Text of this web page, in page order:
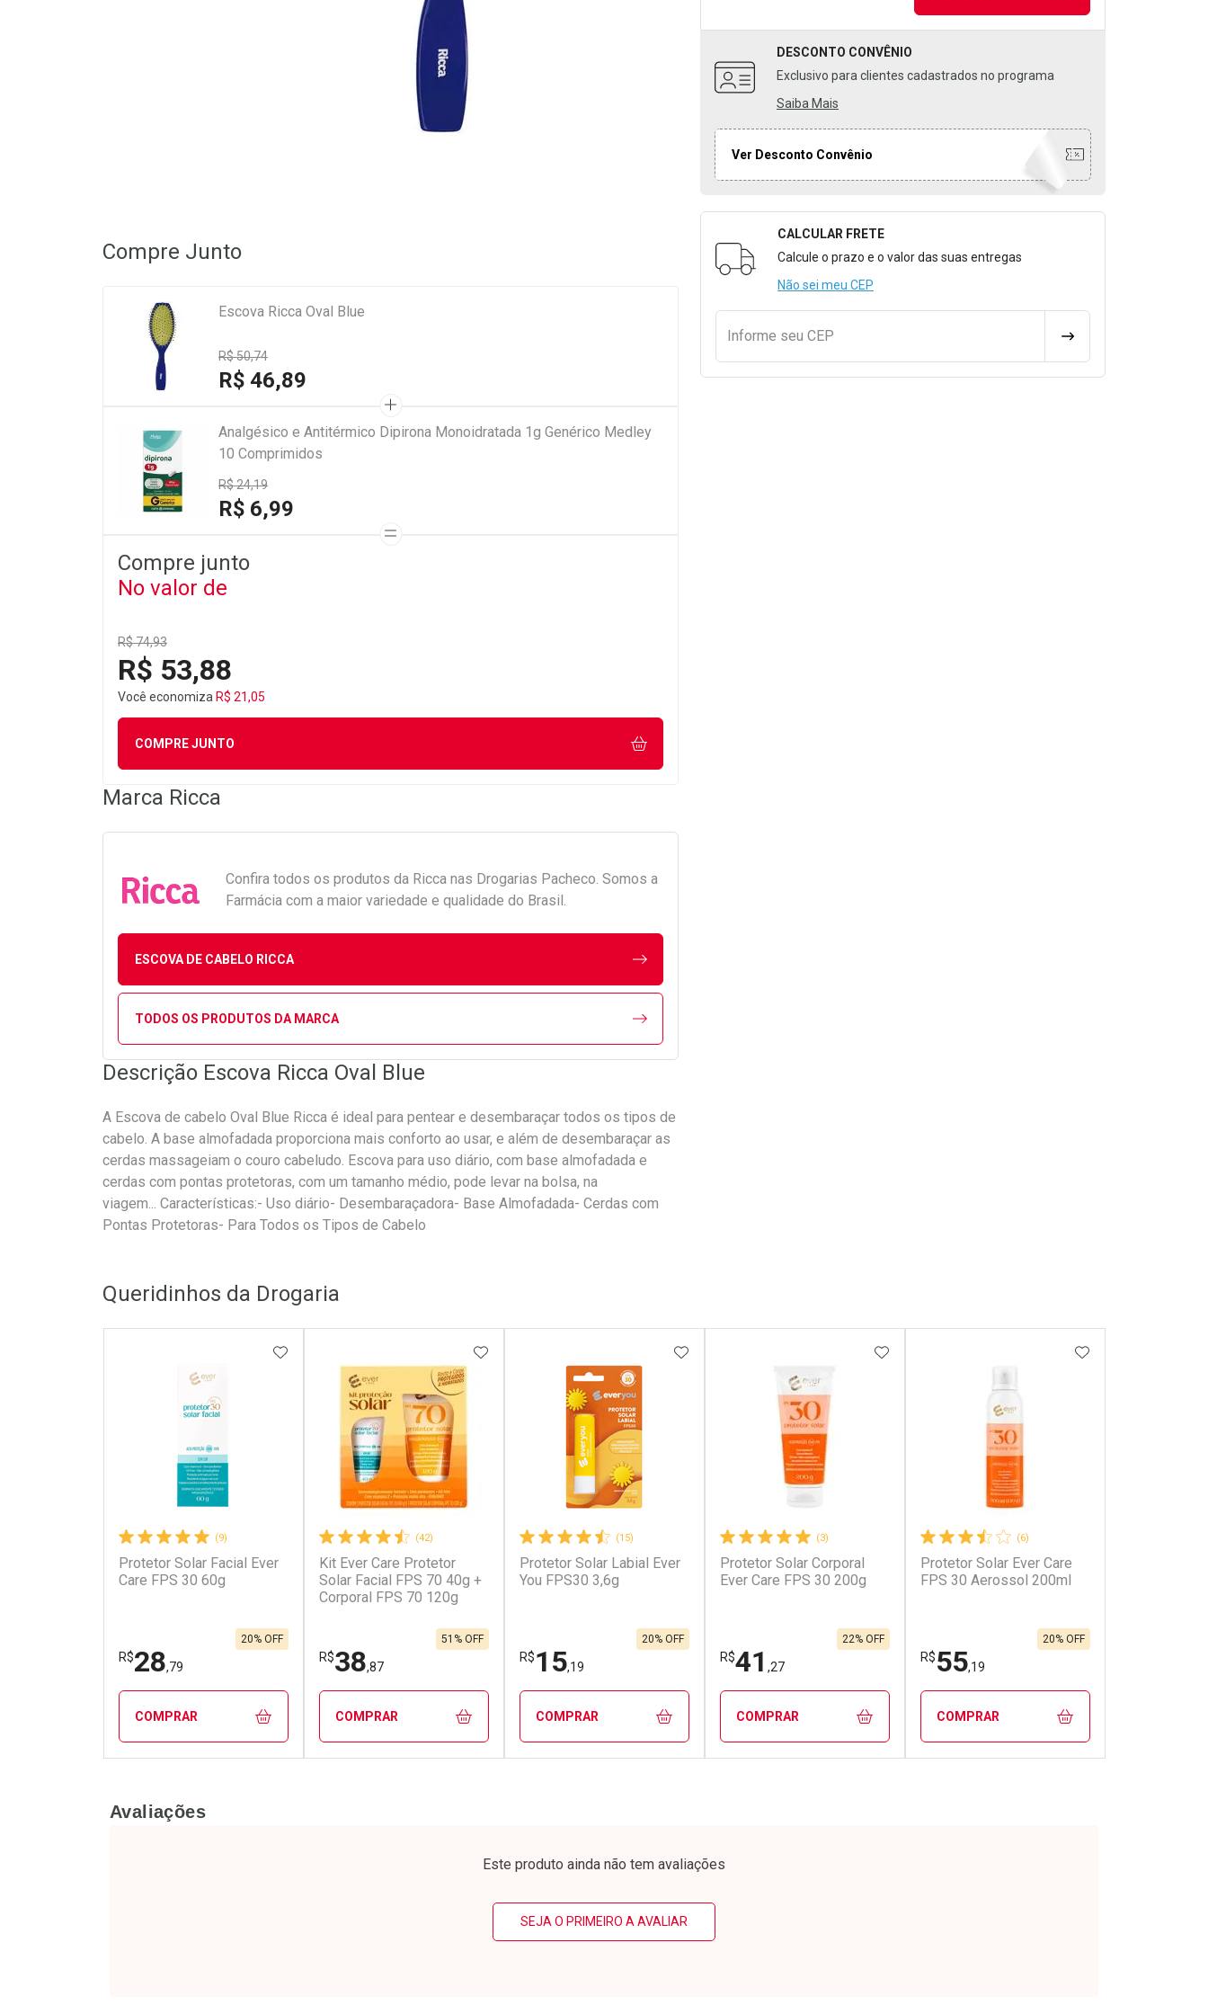
DESCONTO CONVÊNIO
Exclusivo para clientes cadastrados no programa
Saiba Mais
Ver Desconto Convênio
Formulário para Calcular o Frete
CALCULAR FRETE
Calcule o prazo e o valor das suas entregas
Não sei meu CEP
Informe seu CEP CALCULAR FRETE
Compre Junto
Escova Ricca Oval Blue
R$ 50,74
R$ 46,89
Analgésico e Antitérmico Dipirona Monoidratada 1g Genérico Medley
10 Comprimidos
R$ 24,19
R$ 6,99
Compre junto
No valor de
R$ 74,93
R$ 53,88
Você economiza R$ 21,05
COMPRE JUNTO
Marca Ricca
Confira todos os produtos da Ricca nas Drogarias Pacheco. Somos a
Farmácia com a maior variedade e qualidade do Brasil.
ESCOVA DE CABELO RICCA
TODOS OS PRODUTOS DA MARCA
Descrição Escova Ricca Oval Blue
A Escova de cabelo Oval Blue Ricca é ideal para pentear e desembaraçar todos os tipos de
cabelo. A base almofadada proporciona mais conforto ao usar, e além de desembaraçar as
cerdas massageiam o couro cabeludo. Escova para uso diário, com base almofadada e
cerdas com pontas protetoras, com um tamanho médio, pode levar na bolsa, na
viagem... Características:- Uso diário- Desembaraçadora- Base Almofadada- Cerdas com
Pontas Protetoras- Para Todos os Tipos de Cabelo
Queridinhos da Drogaria
(9)
Protetor Solar Facial Ever
Care FPS 30 60g
R$28,79
20% OFF
ADICIONAR AOS FAVORITOS
COMPRAR
Laboratório
Por Menos
(42)
Kit Ever Care Protetor
Solar Facial FPS 70 40g +
Corporal FPS 70 120g
R$38,87
51% OFF
ADICIONAR AOS FAVORITOS
COMPRAR
(15)
Protetor Solar Labial Ever
You FPS30 3,6g
R$15,19
20% OFF
ADICIONAR AOS FAVORITOS
COMPRAR
(3)
Protetor Solar Corporal
Ever Care FPS 30 200g
R$41 ,27
22% OFF
ADICIONAR AOS FAVORITOS
COMPRAR
(6)
Protetor Solar Ever Care
FPS 30 Aerossol 200ml
R$55,19
20% OFF
ADICIONAR AOS
COMPRAR
Avaliações
Este produto ainda não tem avaliações
SEJA O PRIMEIRO A AVALIAR